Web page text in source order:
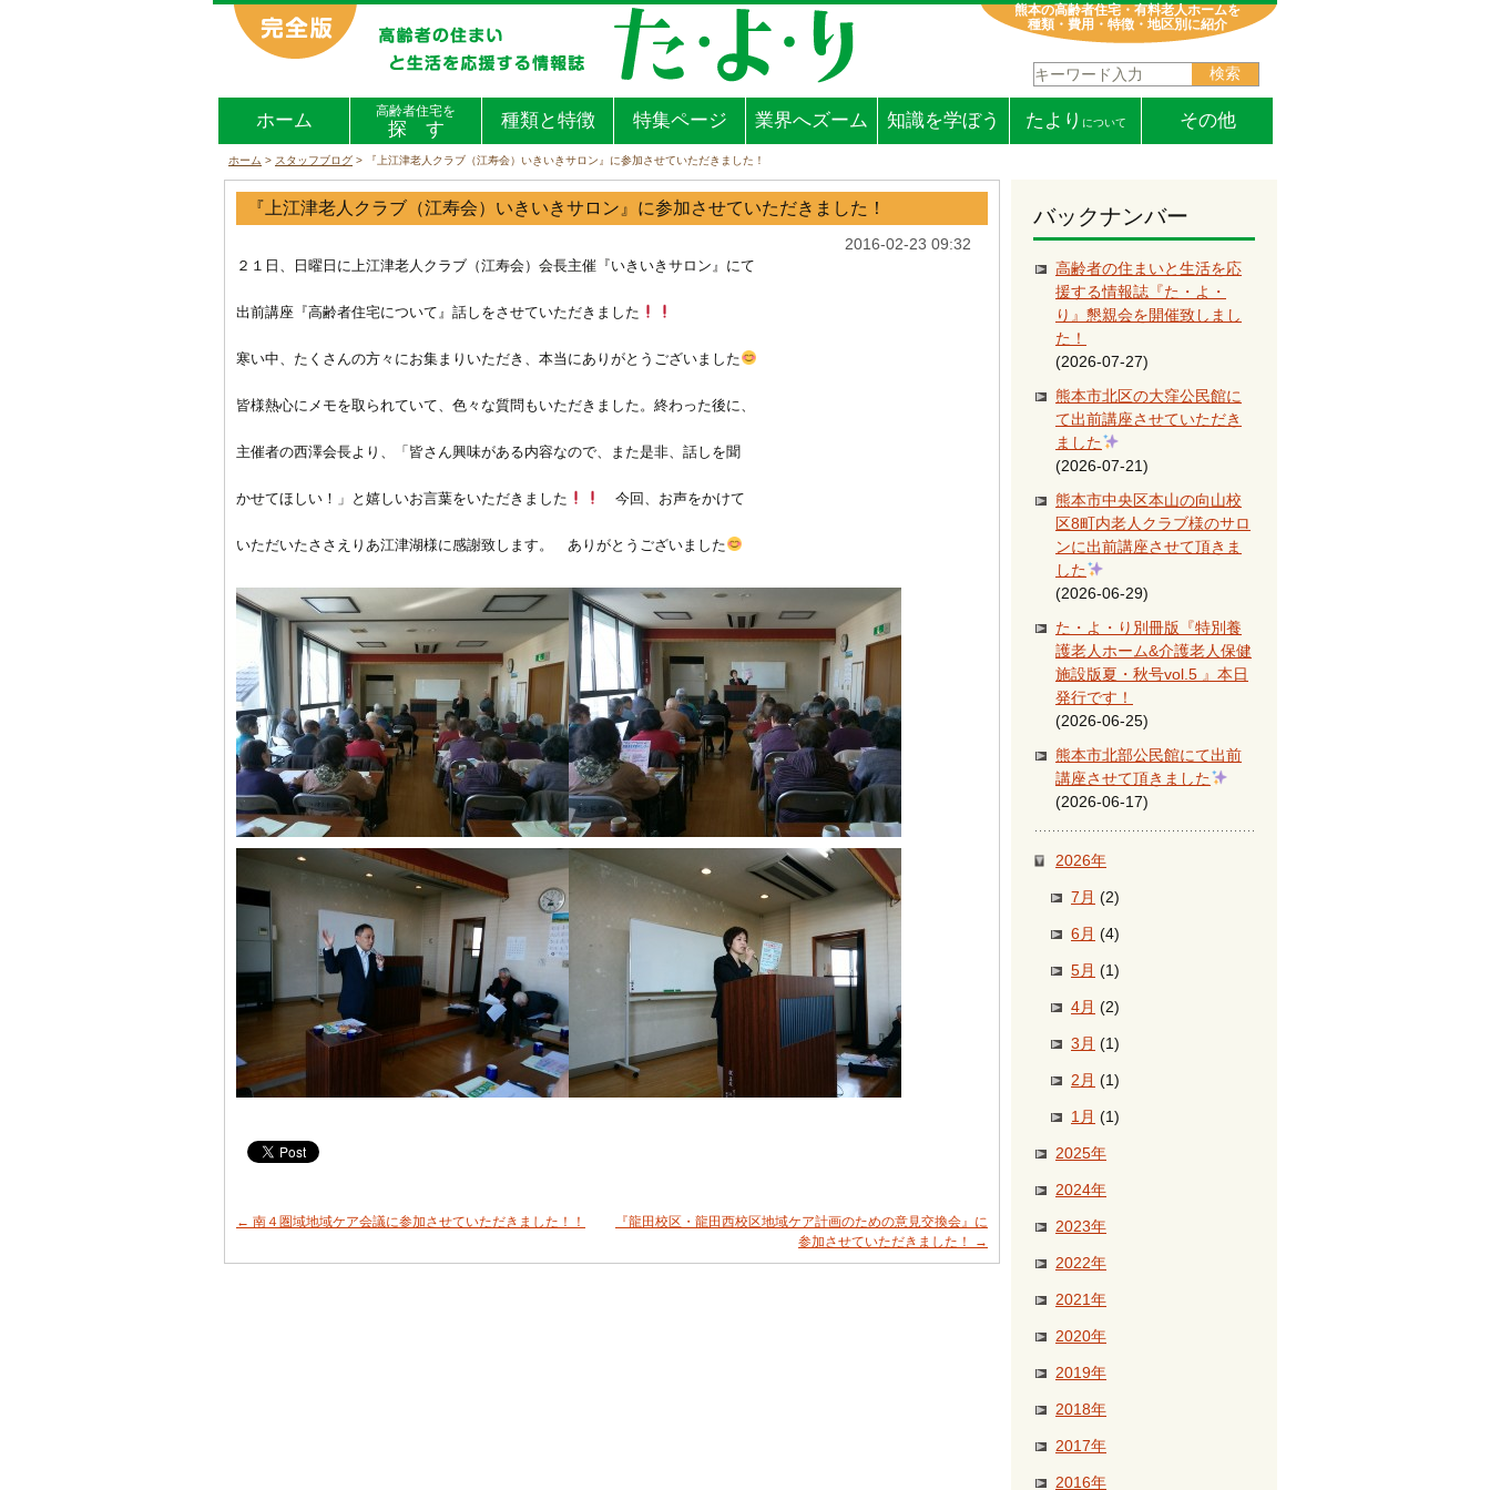
熊本の高齢者住宅・有料老人ホームを
種類・費用・特徴・地区別に紹介
ホーム 高齢者住宅を
探 す 種類と特徴 特集ページ 業界へズーム 知識を学ぼう たより について その他
ホーム > スタッフブログ > 『上江津老人クラブ（江寿会）いきいきサロン』に参加させていただきました！
『上江津老人クラブ（江寿会）いきいきサロン』に参加させていただきました！
2016-02-23 09:32
２１日、日曜日に上江津老人クラブ（江寿会）会長主催『いきいきサロン』にて
出前講座『高齢者住宅について』話しをさせていただきました
寒い中、たくさんの方々にお集まりいただき、本当にありがとうございました
皆様熱心にメモを取られていて、色々な質問もいただきました。終わった後に、
主催者の西澤会長より、「皆さん興味がある内容なので、また是非、話しを聞
かせてほしい！」と嬉しいお言葉をいただきました 今回、お声をかけて
いただいたささえりあ江津湖様に感謝致します。 ありがとうございました
← 南４圏域地域ケア会議に参加させていただきました！！
『龍田校区・龍田西校区地域ケア計画のための意見交換会』に
参加させていただきました！
→
バックナンバー
高齢者の住まいと生活を応
援する情報誌『た・よ・
り』懇親会を開催致しまし
た！
(2026-07-27)
熊本市北区の大窪公民館に
て出前講座させていただき
ました
(2026-07-21)
熊本市中央区本山の向山校
区8町内老人クラブ様のサロ
ンに出前講座させて頂きま
した
(2026-06-29)
た・よ・り別冊版『特別養
護老人ホーム&介護老人保健
施設版夏・秋号vol.5 』本日
発行です！
(2026-06-25)
熊本市北部公民館にて出前
講座させて頂きました
(2026-06-17)
2026年
7月 (2)
6月 (4)
5月 (1)
4月 (2)
3月 (1)
2月 (1)
1月 (1)
2025年
2024年
2023年
2022年
2021年
2020年
2019年
2018年
2017年
2016年